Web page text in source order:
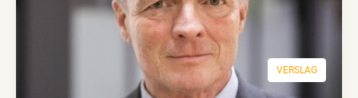
VERSLAG